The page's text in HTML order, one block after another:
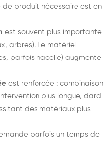
produit nécessaire est en
est souvent plus importante
arbres). Le matériel
parfois nacelle) augmente
est renforcée : combinaison
plus longue, dard
des matériaux plus
parfois un temps de